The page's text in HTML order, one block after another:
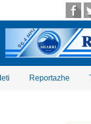
Reportazhe